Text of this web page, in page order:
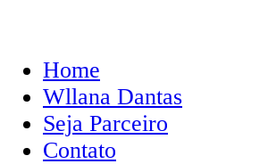
Home
Wllana Dantas
Seja Parceiro
Contato